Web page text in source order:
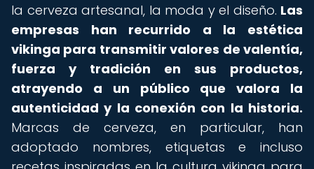
la cerveza artesanal, la moda y el diseño. Las
empresas han recurrido a la estética
vikinga para transmitir valores de valentía,
fuerza y tradición en sus productos,
atrayendo a un público que valora la
autenticidad y la conexión con la historia.
Marcas de cerveza, en particular, han
adoptado nombres, etiquetas e incluso